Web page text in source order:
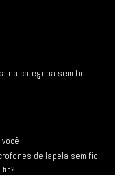
na categoria sem fio
de lapela sem fio
fio?